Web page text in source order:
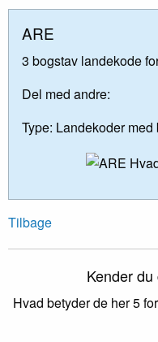
ARE
3 bogstav landekode
Del med andre:
Type: Landekoder med
Tilbage
Kender
Hvad betyder de her 5